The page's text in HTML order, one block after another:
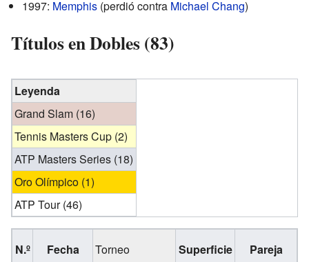
1997: Memphis (perdió contra Michael Chang)
Títulos en Dobles (83)
Leyenda
Grand Slam (16)
Tennis Masters Cup (2)
ATP Masters Series (18)
Oro Olímpico (1)
ATP Tour (46)
N.º Fecha Torneo Superficie Pareja